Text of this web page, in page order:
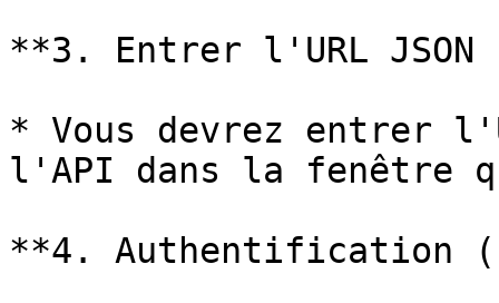
**3. Entrer l'URL
* Vous devrez entrer
l'API dans la fenêtre
**4. Authentification